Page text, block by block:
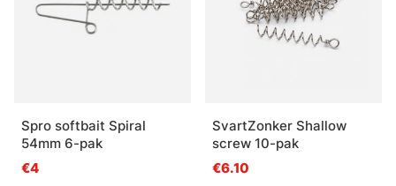
Spro softbait Spiral
54mm 6-pak
€4
SvartZonker Shallow
screw 10-pak
€6.10